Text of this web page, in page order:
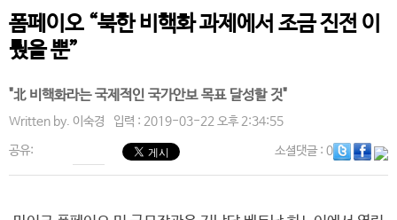
폼페이오 “북한 비핵화 과제에서 조금 진전 이
뤘을 뿐”
"北 비핵화라는 국제적인 국가안보 목표 달성할 것"
Written by. 이숙경 입력 : 2019-03-22 오후 2:34:55
공유: 소셜댓글: 0